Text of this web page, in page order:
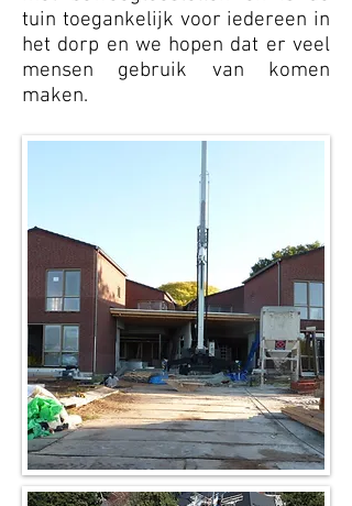
tuin toegankelijk voor iedereen in
het dorp en we hopen dat er veel
mensen gebruik van komen
maken.